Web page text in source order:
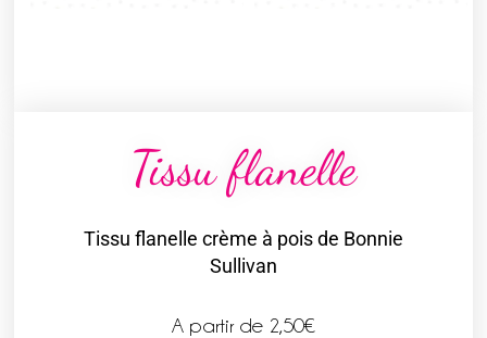
Tissu flanelle
Tissu flanelle crème à pois de Bonnie
Sullivan
A partir de 2,50€